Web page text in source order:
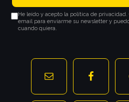
He leído y acepto la política de
email para enviarme su newsletter y
cuando quiera.